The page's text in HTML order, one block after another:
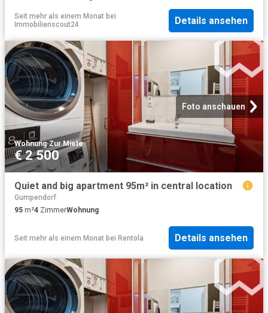
Seit mehr als einem Monat bei
Immobilienscout24
Details ansehen
Foto anschauen
Wohnung·Zur Miete
€ 2 500
Quiet and big apartment 95m² in central location
Gumpendorf
95 m²4 ZimmerWohnung
Seit mehr als einem Monat bei Rentola Details ansehen